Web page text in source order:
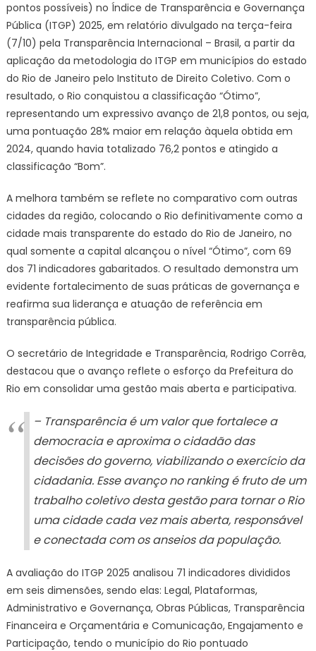
cidade
mais
do
da
Cidade
do
Rio
de
pontos possíveis) no Índice de Transparência e Governança
Pública (ITGP) 2025, em relatório divulgado na terça-feira
(7/10) pela Transparência Internacional – Brasil, a partir da
aplicação da metodologia do ITGP em municípios do estado
do Rio de Janeiro pelo Instituto de Direito Coletivo. Com o
resultado, o Rio conquistou a classificação “Ótimo”,
representando um expressivo avanço de 21,8 pontos, ou seja,
uma pontuação 28% maior em relação àquela obtida em
2024, quando havia totalizado 76,2 pontos e atingido a
classificação “Bom”.
A melhora também se reflete no comparativo com outras
cidades da região, colocando o Rio definitivamente como a
cidade mais transparente do estado do Rio de Janeiro, no
qual somente a capital alcançou o nível “Ótimo”, com 69
dos 71 indicadores gabaritados. O resultado demonstra um
evidente fortalecimento de suas práticas de governança e
reafirma sua liderança e atuação de referência em
transparência pública.
O secretário de Integridade e Transparência, Rodrigo Corrêa,
destacou que o avanço reflete o esforço da Prefeitura do
Rio em consolidar uma gestão mais aberta e participativa.
– Transparência é um valor que fortalece a
democracia e aproxima o cidadão das
decisões do governo, viabilizando o exercício da
cidadania. Esse avanço no ranking é fruto de um
trabalho coletivo desta gestão para tornar o Rio
uma cidade cada vez mais aberta, responsável
e conectada com os anseios da população.
A avaliação do ITGP 2025 analisou 71 indicadores divididos
em seis dimensões, sendo elas: Legal, Plataformas,
Administrativo e Governança, Obras Públicas, Transparência
Financeira e Orçamentária e Comunicação, Engajamento e
Participação, tendo o município do Rio pontuado